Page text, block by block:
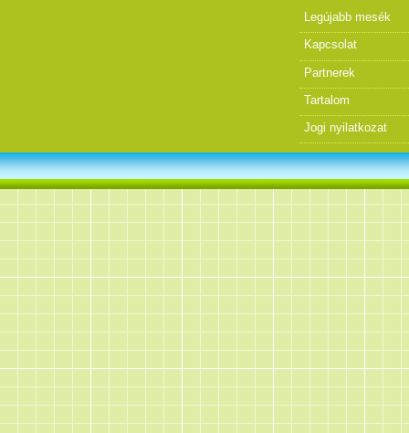
Legújabb mesék
Kapcsolat
Partnerek
Tartalom
Jogi nyilatkozat